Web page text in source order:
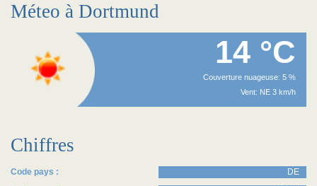
Méteo à Dortmund
14 °C
Couverture nuageuse: 5 %
Vent: NE 3 km/h
Chiffres
Code pays :
DE